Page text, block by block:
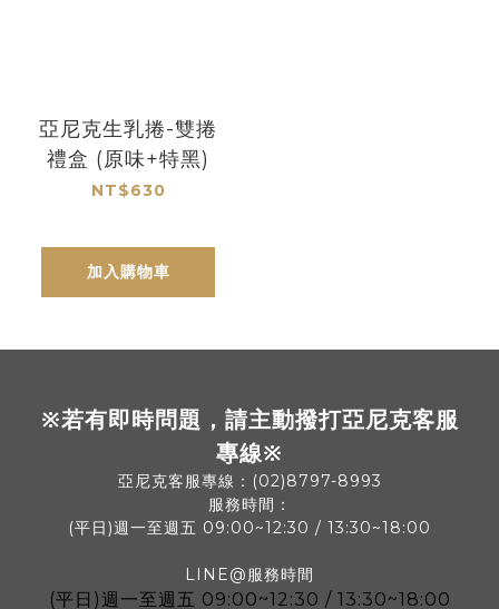
亞尼克生乳捲-雙捲
禮盒 (原味+特黑)
NT$630
加入購物車
※若有即時問題，請主動撥打亞尼克客服
專線※
亞尼克客服專線：(02)8797-8993
服務時間：
(平日)週一至週五 09:00~12:30 / 13:30~18:00
LINE@服務時間
(平日) 週一至週五 09:00~12:30 / 13:30~18:00